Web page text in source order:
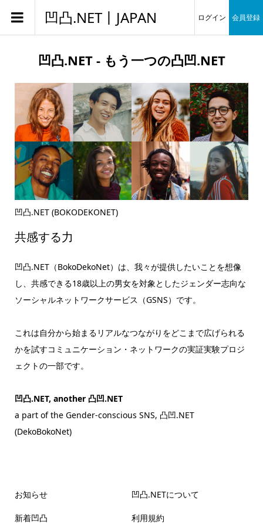
凹凸.NET丨JAPAN ログイン 会員登録
凹凸.NET - もう一つの凸凹.NET
凹凸.NET (BOKODEKONET)
共感する力
凹凸.NET（BokoDekoNet）は、我々が提供したいことを想像
し、共感できる18歳以上の男女を対象としたジェンダー志向な
ソーシャルネットワークサービス（GSNS）です。
これは自分から始まるリアルなつながりをどこまで広げられる
かを試すコミュニケーション・ネットワークの実証実験プロジ
ェクトの一部です。
凹凸.NET, another 凸凹.NET
a part of the Gender-conscious SNS, 凸凹.NET
(DekoBokoNet)
お知らせ
新着凹凸
凹凸.NETについて
利用規約